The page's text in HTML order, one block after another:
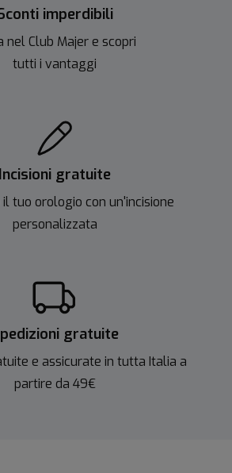
imperdibili
nel Club Majer e scopri
tutti i vantaggi
Incisioni gratuite
il tuo orologio con un'incisione
personalizzata
gratuite
e assicurate in tutta Italia a
partire da 49€